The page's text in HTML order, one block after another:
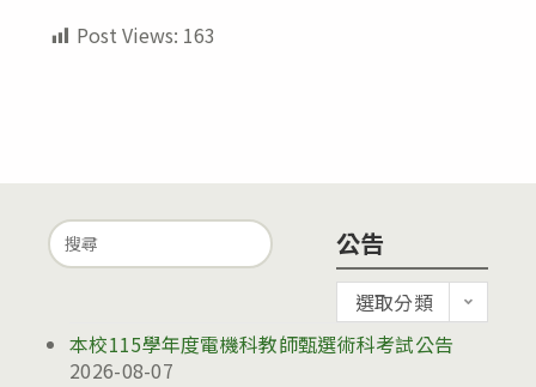
Post Views: 163
Search
for:
公告
告
選取分類
本校115學年度電機科教師甄選術科考試公告
2026-08-07